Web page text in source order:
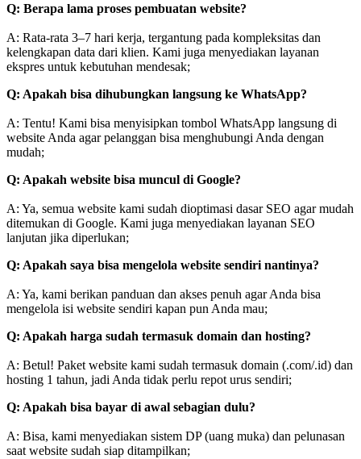
Q: Berapa lama proses pembuatan website?
A: Rata-rata 3–7 hari kerja, tergantung pada kompleksitas dan
kelengkapan data dari klien. Kami juga menyediakan layanan
ekspres untuk kebutuhan mendesak;
Q: Apakah bisa dihubungkan langsung ke WhatsApp?
A: Tentu! Kami bisa menyisipkan tombol WhatsApp langsung di
website Anda agar pelanggan bisa menghubungi Anda dengan
mudah;
Q: Apakah website bisa muncul di Google?
A: Ya, semua website kami sudah dioptimasi dasar SEO agar mudah
ditemukan di Google. Kami juga menyediakan layanan SEO
lanjutan jika diperlukan;
Q: Apakah saya bisa mengelola website sendiri nantinya?
A: Ya, kami berikan panduan dan akses penuh agar Anda bisa
mengelola isi website sendiri kapan pun Anda mau;
Q: Apakah harga sudah termasuk domain dan hosting?
A: Betul! Paket website kami sudah termasuk domain (.com/.id) dan
hosting 1 tahun, jadi Anda tidak perlu repot urus sendiri;
Q: Apakah bisa bayar di awal sebagian dulu?
A: Bisa, kami menyediakan sistem DP (uang muka) dan pelunasan
saat website sudah siap ditampilkan;